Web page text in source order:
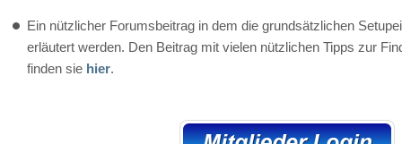
Ein nützlicher Forumsbeitrag in dem die grundsätzlichen
erläutert werden. Den Beitrag mit vielen nützlichen Tipps zur
finden sie hier.